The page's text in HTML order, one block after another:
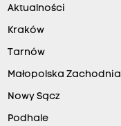
Aktualności
Kraków
Tarnów
Małopolska Zachodnia
Nowy Sącz
Podhale